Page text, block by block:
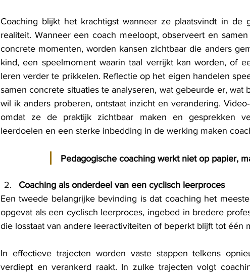
Coaching blijkt het krachtigst wanneer ze plaatsvindt in de
realiteit. Wanneer een coach meeloopt, observeert en
concrete momenten, worden kansen zichtbaar die anders
kind, een speelmoment waarin taal verrijkt kan worden, of
leren verder te prikkelen. Reflectie op het eigen handelen
samen concrete situaties te analyseren, wat gebeurde er, wat
wil ik anders proberen, ontstaat inzicht en verandering.
omdat ze de praktijk zichtbaar maken en gesprekken
leerdoelen en een sterke inbedding in de werking maken
Pedagogische coaching werkt niet op papier,
Coaching als onderdeel van een cyclisch leerproces
Een tweede belangrijke bevinding is dat coaching het
opgevat als een cyclisch leerproces, ingebed in bredere
die losstaat van andere leeractiviteiten of beperkt blijft tot één
In effectieve trajecten worden vaste stappen telkens
verdiept en verankerd raakt. In zulke trajecten volgt